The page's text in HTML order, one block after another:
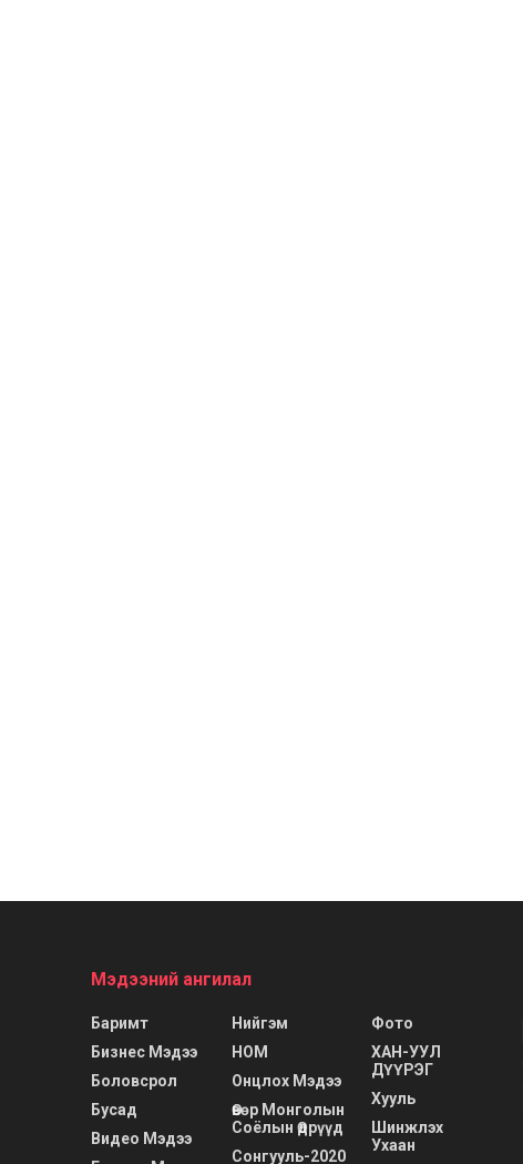
Мэдээний ангилал
Баримт
Бизнес Мэдээ
Боловсрол
Бусад
Видео Мэдээ
Нийгэм
НОМ
Онцлох Мэдээ
Өвөр Монголын
Соёлын Өдрүүд
Сонгууль-2020
Фото
ХАН-УУЛ
ДҮҮРЭГ
Хууль
Шинжлэх
Ухаан